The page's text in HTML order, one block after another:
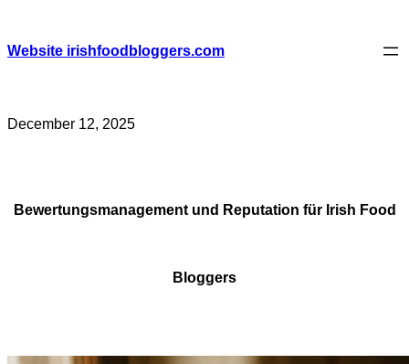
content
Website irishfoodbloggers.com
December 12, 2025
Bewertungsmanagement und Reputation für Irish Food
Bloggers